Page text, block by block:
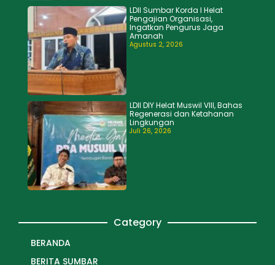
LDII Sumbar Korda I Helat
Pengajian Organisasi,
Ingatkan Pengurus Jaga
Amanah
Agustus 2, 2026
LDII DIY Helat Muswil VIII, Bahas
Regenerasi dan Ketahanan
Lingkungan
Juli 26, 2026
Category
BERANDA
BERITA SUMBAR